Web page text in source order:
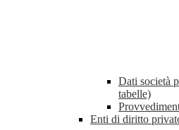
Dati società
tabelle)
Enti di diritto